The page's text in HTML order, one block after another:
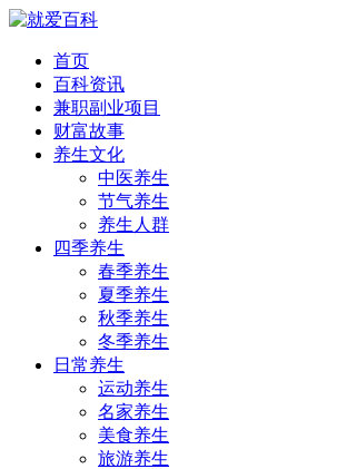
首页
百科资讯
兼职副业项目
财富故事
养生文化
中医养生
节气养生
养生人群
四季养生
春季养生
夏季养生
秋季养生
冬季养生
日常养生
运动养生
名家养生
美食养生
旅游养生